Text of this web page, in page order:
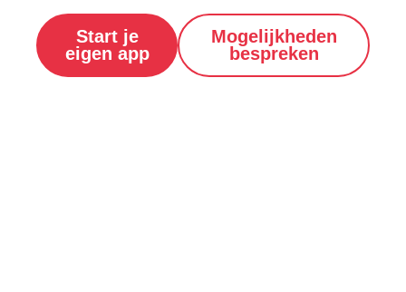
Start je
eigen app
Mogelijkheden
bespreken